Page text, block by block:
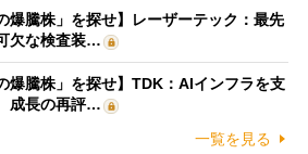
爆騰株」を探せ】レーザーテック：最先
欠な検査装…
爆騰株」を探せ】TDK：AIインフラを支
成長の再評…
一覧を見る